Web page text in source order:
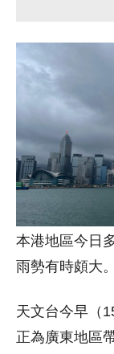
本港地區今日
雨勢有時頗大
天文台今早（
正為廣東地區